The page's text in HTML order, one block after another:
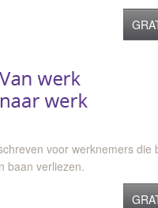
voor werknemers die
baan verliezen.